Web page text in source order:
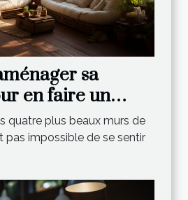
sa
en faire un
relaxant ?
quatre plus beaux murs de
pas impossible de se sentir